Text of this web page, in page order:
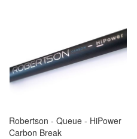
Robertson - Queue - HiPower
Carbon Break